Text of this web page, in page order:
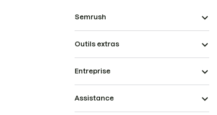
Semrush
Outils extras
Entreprise
Assistance